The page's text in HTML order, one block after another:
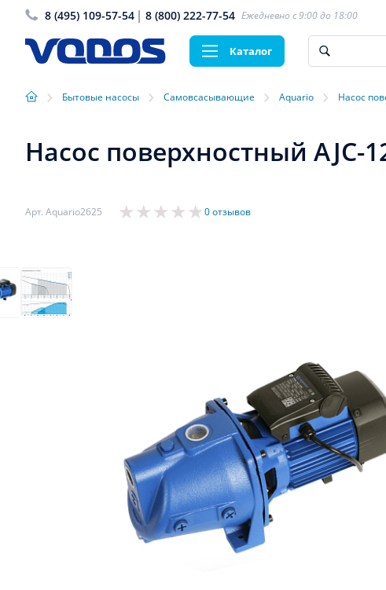
8 (495) 109-57-54 8 (800) 222-77-54 Ежедневно с 9:00 до 18:00
Каталог
› Бытовые насосы › Самовсасывающие › Aquario › Насос
Насос поверхностный AJC-
Арт. Aquario2625 0 отзывов